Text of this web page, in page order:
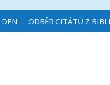
ODBĚR CITÁTŮ Z